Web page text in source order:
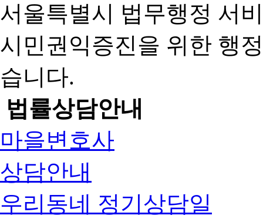
서울특별시 법무행정 서
시민권익증진을 위한 행
습니다.
법률상담안내
마을변호사
상담안내
우리동네 정기상담일